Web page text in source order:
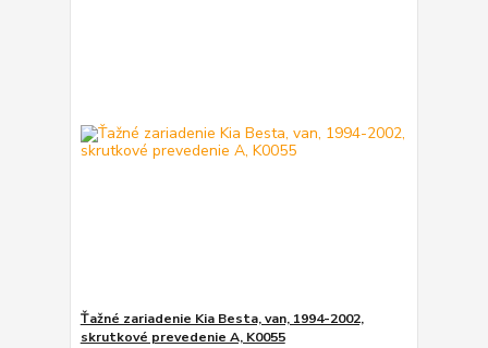
Ťažné zariadenie Kia Besta, van, 1994-2002,
skrutkové prevedenie A, K0055